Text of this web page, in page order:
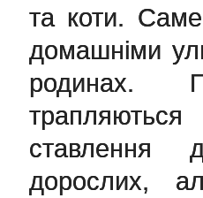
та коти.
домашніми
родинах.
ставлення
дорослих,